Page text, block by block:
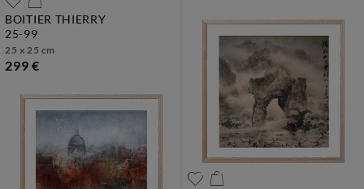
BOITIER THIERRY
25-99
25 x 25 cm
299 €